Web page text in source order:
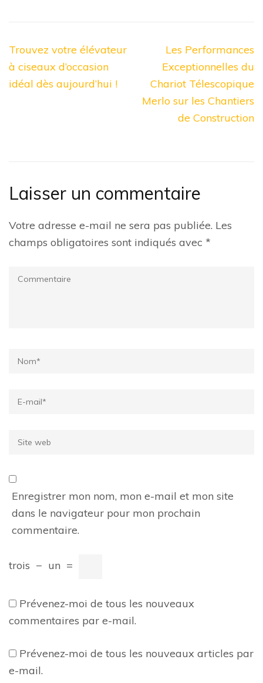
Navigation
de
l’article
Trouvez votre élévateur
à ciseaux d’occasion
idéal dès aujourd’hui !
Les Performances
Exceptionnelles du
Chariot Télescopique
Merlo sur les Chantiers
de Construction
Laisser un commentaire
Votre adresse e-mail ne sera pas publiée. Les
champs obligatoires sont indiqués avec *
Commentaire
Name*
Email*
Site
Enregistrer mon nom, mon e-mail et mon site
dans le navigateur pour mon prochain
commentaire.
trois − un =
Prévenez-moi de tous les nouveaux
commentaires par e-mail.
Prévenez-moi de tous les nouveaux articles par
e-mail.